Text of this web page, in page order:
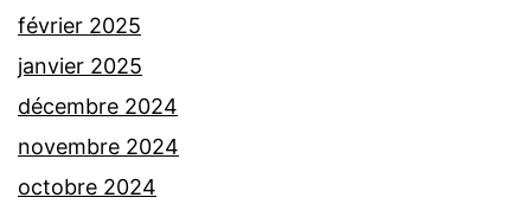
février 2025
janvier 2025
décembre 2024
novembre 2024
octobre 2024